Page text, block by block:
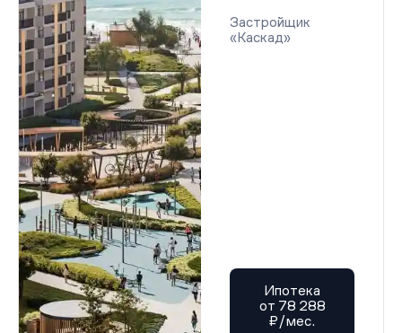
Застройщик
«Каскад»
Ипотека
от 78 288
₽/мес.